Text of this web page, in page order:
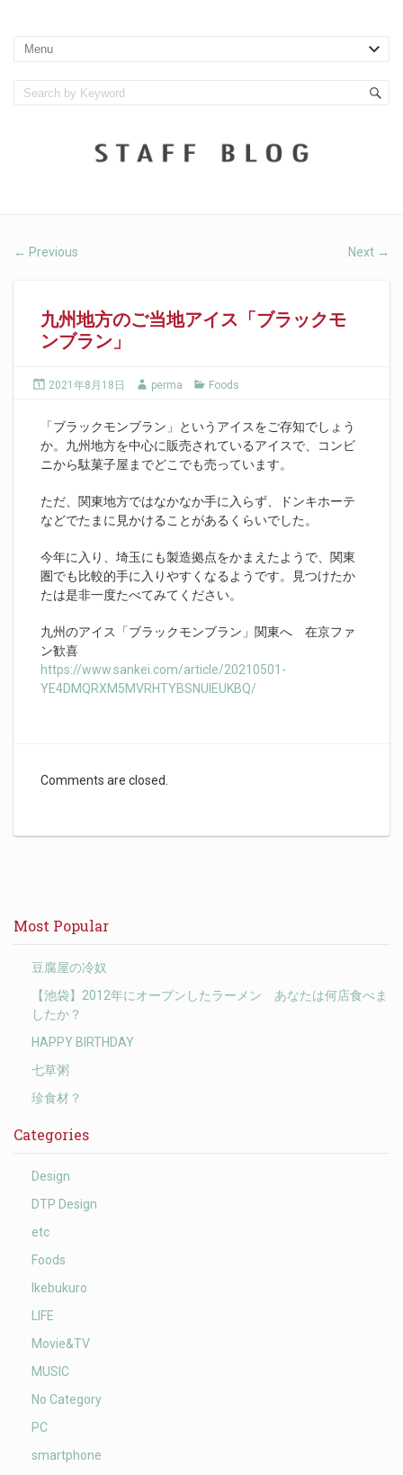
← Previous Next →
九州地方のご当地アイス「ブラックモ
ンブラン」
2021年8月18日 perma Foods
「ブラックモンブラン」というアイスをご存知でしょう
か。九州地方を中心に販売されているアイスで、コンビ
ニから駄菓子屋までどこでも売っています。
ただ、関東地方ではなかなか手に入らず、ドンキホーテ
などでたまに見かけることがあるくらいでした。
今年に入り、埼玉にも製造拠点をかまえたようで、関東
圏でも比較的手に入りやすくなるようです。見つけたか
たは是非一度たべてみてください。
九州のアイス「ブラックモンブラン」関東へ 在京ファ
ン歓喜
https://www.sankei.com/article/20210501-
YE4DMQRXM5MVRHTYBSNUIEUKBQ/
Comments are closed.
Most Popular
豆腐屋の冷奴
【池袋】2012年にオープンしたラーメン あなたは何店食べま
したか？
HAPPY BIRTHDAY
七草粥
珍食材？
Categories
Design
DTP Design
etc
Foods
Ikebukuro
LIFE
Movie&TV
MUSIC
No Category
PC
smartphone